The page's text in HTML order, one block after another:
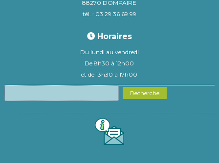
88270 DOMPAIRE
tél. : 03 29 36 69 99
Horaires
Du lundi au vendredi
De 8h30 à 12h00
et de 13h30 à 17h00
Recherche